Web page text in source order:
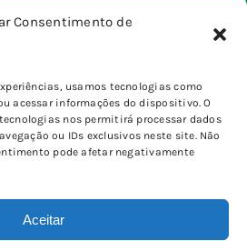
Consentimento de
usamos tecnologias como
acessar informações do dispositivo. O
nos permitirá processar dados
ou IDs exclusivos neste site. Não
pode afetar negativamente
Aceitar
e interruptores
Sobrepor
e adaptadores
& Quadros
Produtos
Home
Blog
Fale Conosco